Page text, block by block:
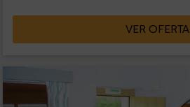
VER OFERTA